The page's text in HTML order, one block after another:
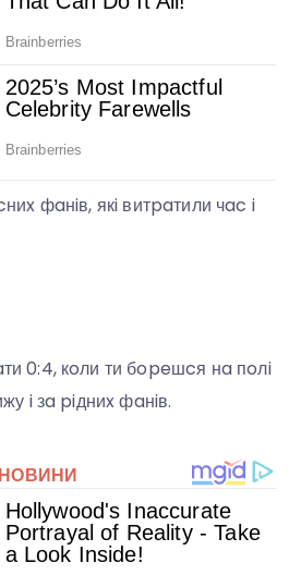
фaнiв, якi витpaтили чac i
0:4, кoли ти бopeшcя нa пoлi
i зa piдниx фaнiв.